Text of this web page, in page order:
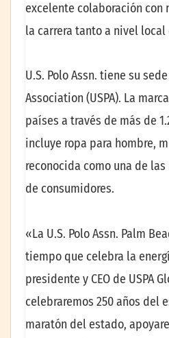
excelente colaboración con
la carrera tanto a nivel
U.S. Polo Assn. tiene su
Association (USPA). La
países a través de más de
incluye ropa para hombre,
reconocida como una de
de consumidores.
«La U.S. Polo Assn. Palm
tiempo que celebra la
presidente y CEO de USPA
celebraremos 250 años del
maratón del estado,